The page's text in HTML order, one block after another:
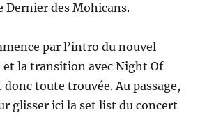
Dernier des Mohicans.
par l’intro du nouvel
et la transition avec Night Of
toute trouvée. Au passage,
glisser ici la set list du concert